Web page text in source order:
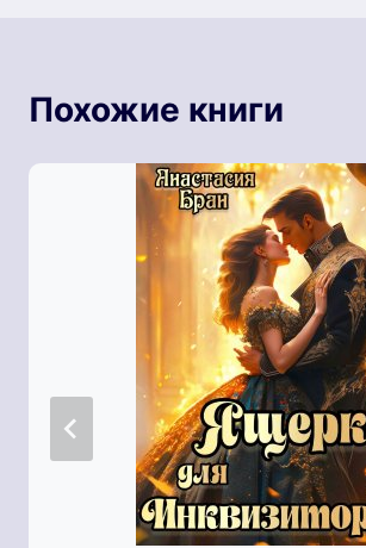
Похожие книги